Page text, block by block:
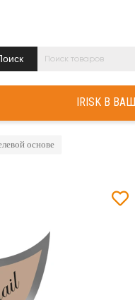
IRISK В
основе